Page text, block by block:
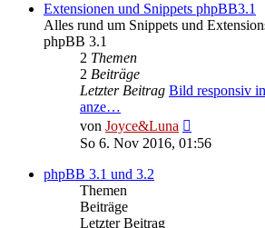
Extensionen und Snippets phpBB3.1
Alles rund um Snippets und
phpBB 3.1
2 Themen
2 Beiträge
Letzter Beitrag Bild responsiv
anze…
von Joyce&Luna
Beitrag
So 6. Nov 2016, 01:56
phpBB 3.1 und 3.2
Themen
Beiträge
Letzter Beitrag